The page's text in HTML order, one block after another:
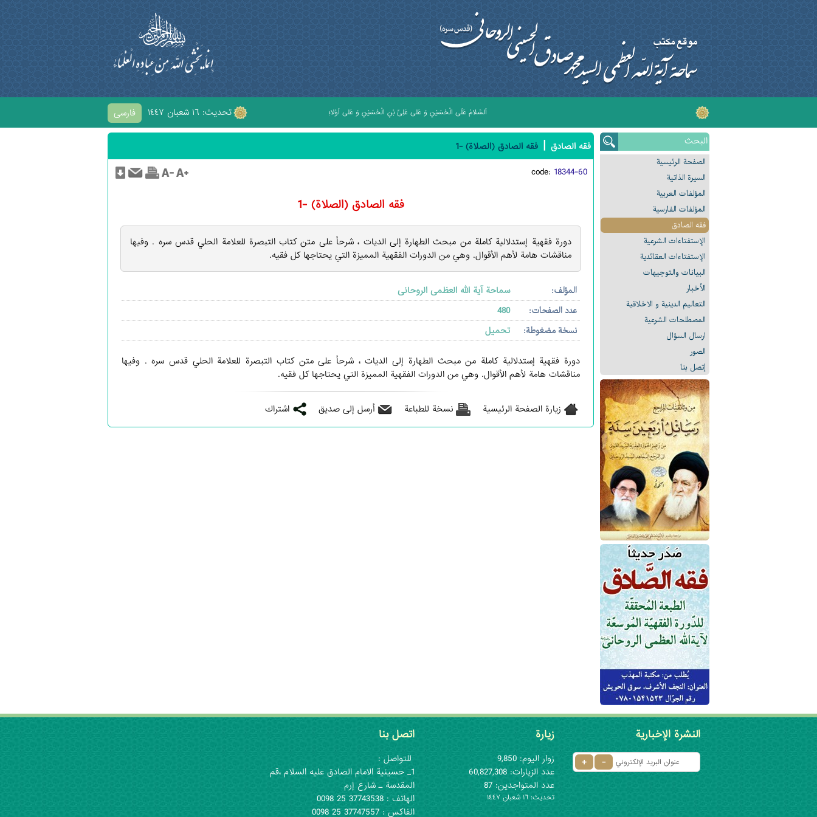
فارسی تحديث: ١٦ شعبان ١٤٤٧ اَلسَّلامُ عَلَى الْحُسَيْنِ وَ عَلى عَلِىِّ بْنِ الْحُسَيْنِ وَ عَلى اَوْلادِ الْحُسَيْنِ وَ عَلى اَصْحابِ الْحُسَيْنِ
الصفحة الرئیسیة
السیرة الذاتیة
المؤلفات العربیة
المؤلفات الفارسیة
فقه الصادق
الإستفتاءات الشرعیة
الإستفتاءات العقائدیة
البیانات والتوجيهات
الأخبار
التعالیم الدینیة و الاخلاقیة
المصطلحات الشرعیة
ارسال السؤال
الصور
إتصل بنا
فقه الصادق | فقه الصادق (الصلاة) -1
code: 18344-60
فقه الصادق (الصلاة) -1
دورة فقهية إستدلالية كاملة من مبحث الطهارة إلى الديات ، شرحاً على متن كتاب التبصرة للعلامة الحلي قدس سره . وفيها
مناقشات هامة لأهم الأقوال. وهي من الدورات الفقهية المميزة التي يحتاجها كل فقيه.
المؤلف:
سماحة آیة الله العظمی الروحانی
عدد الصفحات:
480
نسخة مضغوطة:
تحميل
دورة فقهية إستدلالية كاملة من مبحث الطهارة إلى الديات ، شرحاً على متن كتاب التبصرة للعلامة الحلي قدس سره . وفيها
مناقشات هامة لأهم الأقوال. وهي من الدورات الفقهية المميزة التي يحتاجها كل فقيه.
زيارة الصفحة الرئيسية نسخة للطباعة أرسل إلى صديق اشتراك
النشرة الإخبارية زيارة
زوار اليوم: 9,850
عدد الزيارات: 60,827,308
عدد المتواجدين: 87
تحديث: ١٦ شعبان ١٤٤٧
اتصل بنا
للتواصل :
1_ حسينية الامام الصادق عليه السلام ،قم
المقدسة ـ شارع إرم
الهاتف : 37743538 25 0098
الفاكس : 37747557 25 0098